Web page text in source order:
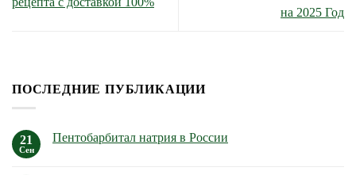
на 2025 Год
ПОСЛЕДНИЕ ПУБЛИКАЦИИ
21
Сен
Пентобарбитал натрия в России